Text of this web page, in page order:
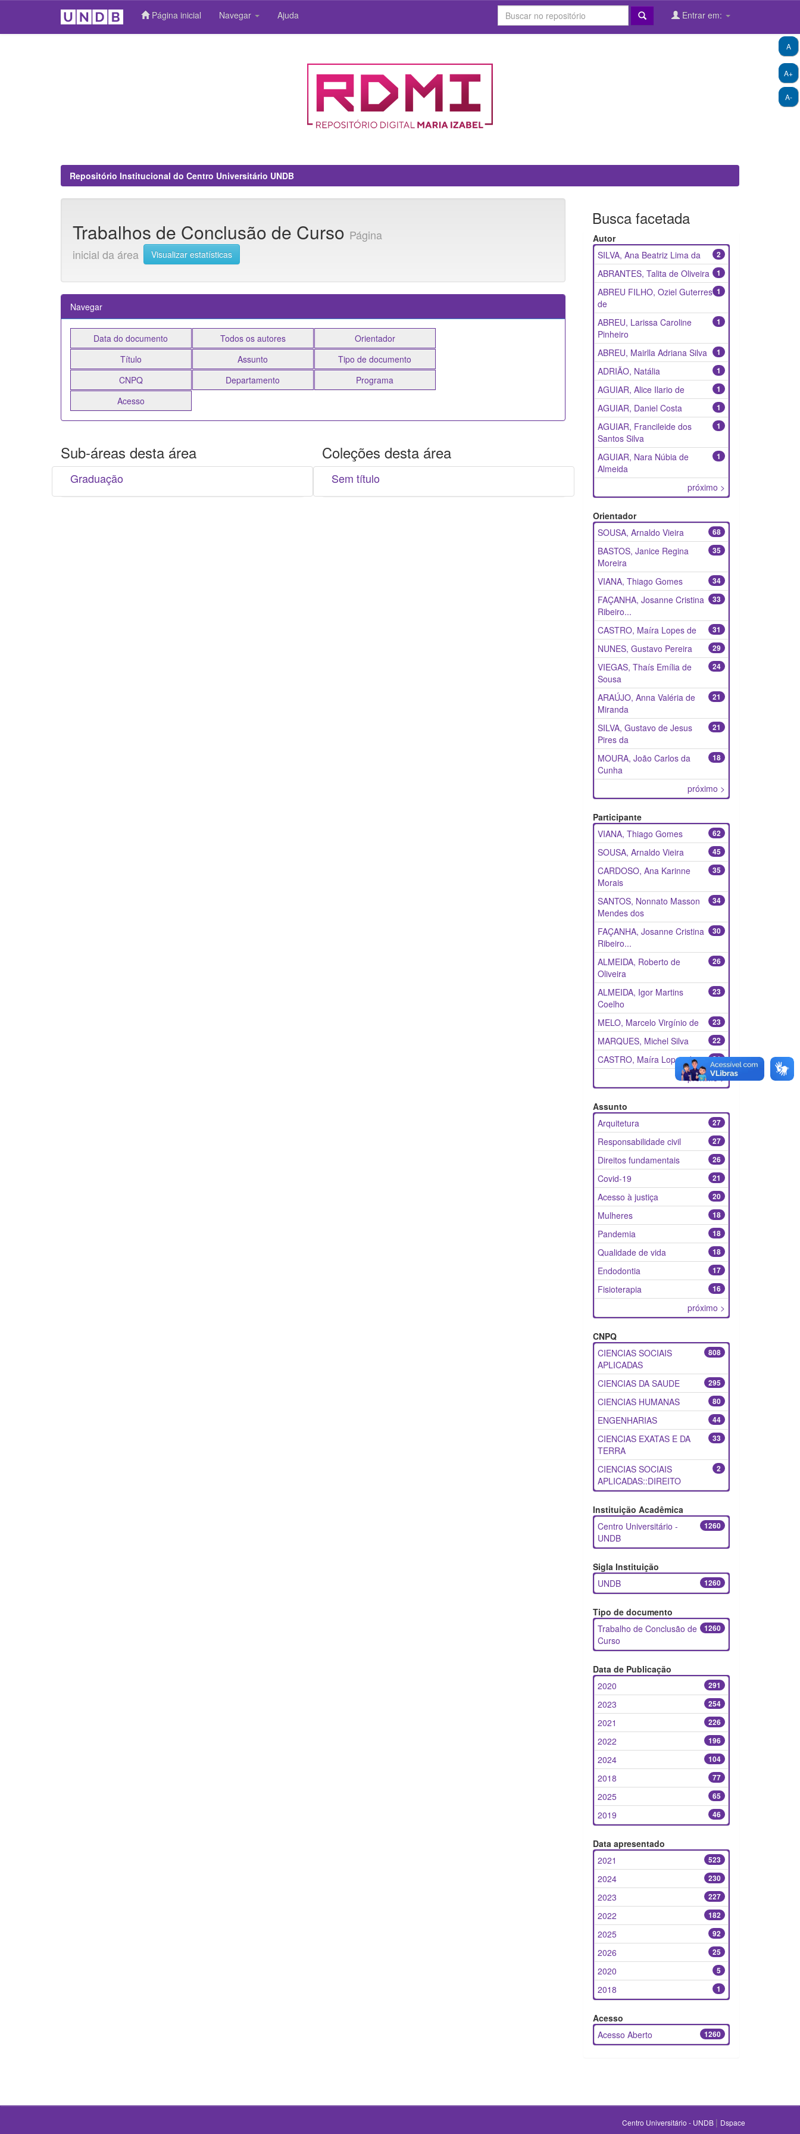
Página inicial Navegar Ajuda Entrar em:
A+
A-
A
Repositório Institucional do Centro Universitário UNDB
Trabalhos de Conclusão de Curso Página
inicial da área
Visualizar estatísticas
Navegar
Sub-áreas desta área
Graduação
Coleções desta área
Sem título
Busca facetada
Autor
2
SILVA, Ana Beatriz Lima da
1
ABRANTES, Talita de Oliveira
1
ABREU FILHO, Oziel Guterres
de
1
ABREU, Larissa Caroline
Pinheiro
1
ABREU, Mairlla Adriana Silva
1
ADRIÃO, Natália
1
AGUIAR, Alice Ilario de
1
AGUIAR, Daniel Costa
1
AGUIAR, Francileide dos
Santos Silva
1
AGUIAR, Nara Núbia de
Almeida
próximo >
Orientador
68
SOUSA, Arnaldo Vieira
35
BASTOS, Janice Regina
Moreira
34
VIANA, Thiago Gomes
33
FAÇANHA, Josanne Cristina
Ribeiro...
31
CASTRO, Maíra Lopes de
29
NUNES, Gustavo Pereira
24
VIEGAS, Thaís Emília de
Sousa
21
ARAÚJO, Anna Valéria de
Miranda
21
SILVA, Gustavo de Jesus
Pires da
18
MOURA, João Carlos da
Cunha
próximo >
Participante
62
VIANA, Thiago Gomes
45
SOUSA, Arnaldo Vieira
35
CARDOSO, Ana Karinne
Morais
34
SANTOS, Nonnato Masson
Mendes dos
30
FAÇANHA, Josanne Cristina
Ribeiro...
26
ALMEIDA, Roberto de
Oliveira
23
ALMEIDA, Igor Martins
Coelho
23
MELO, Marcelo Virgínio de
22
MARQUES, Michel Silva
21
CASTRO, Maíra Lopes de
próximo >
Assunto
27
Arquitetura
27
Responsabilidade civil
26
Direitos fundamentais
21
Covid-19
20
Acesso à justiça
18
Mulheres
18
Pandemia
18
Qualidade de vida
17
Endodontia
16
Fisioterapia
próximo >
CNPQ
808
CIENCIAS SOCIAIS
APLICADAS
295
CIENCIAS DA SAUDE
80
CIENCIAS HUMANAS
44
ENGENHARIAS
33
CIENCIAS EXATAS E DA
TERRA
2
CIENCIAS SOCIAIS
APLICADAS::DIREITO
Instituição Acadêmica
1260
Centro Universitário -
UNDB
Sigla Instituição
1260
UNDB
Tipo de documento
1260
Trabalho de Conclusão de
Curso
Data de Publicação
291
2020
254
2023
226
2021
196
2022
104
2024
77
2018
65
2025
46
2019
Data apresentado
523
2021
230
2024
227
2023
182
2022
92
2025
25
2026
5
2020
1
2018
Acesso
1260
Acesso Aberto
Centro Universitário - UNDB | Dspace